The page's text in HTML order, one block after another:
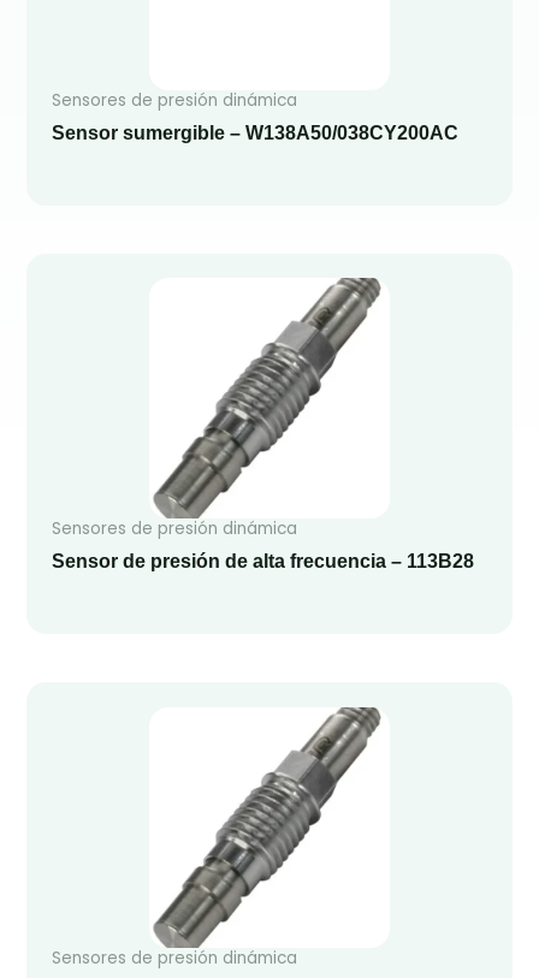
Sensores de presión dinámica
Sensor sumergible – W138A50/038CY200AC
Sensores de presión dinámica
Sensor de presión de alta frecuencia – 113B28
Sensores de presión dinámica